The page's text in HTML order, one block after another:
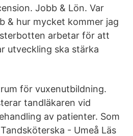
Jobb & Lön. Var
& hur mycket kommer jag
arbetar för att
utveckling ska stärka
för vuxenutbildning.
tandläkaren vid
av patienter. Som
- Umeå Läs